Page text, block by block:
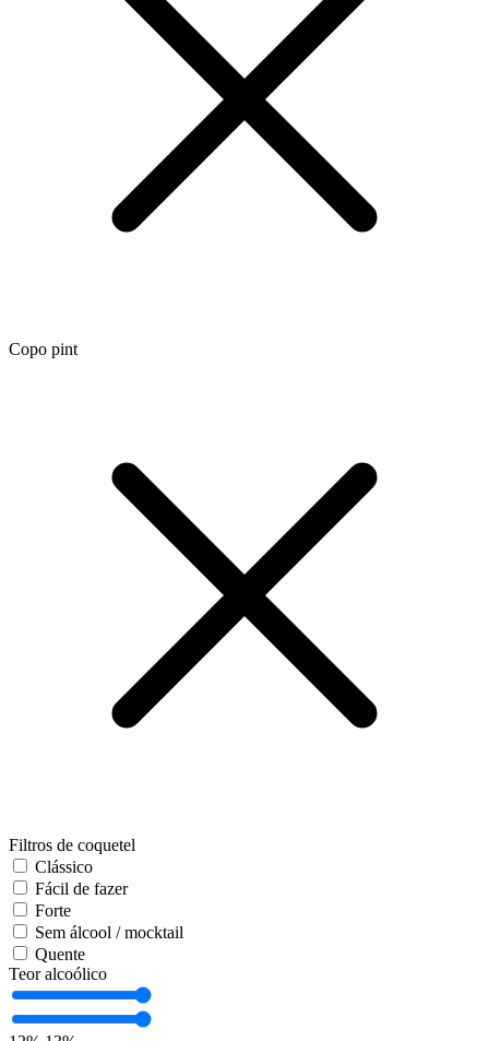
Copo pint
Filtros de coquetel
Clássico
Fácil de fazer
Forte
Sem álcool / mocktail
Quente
Teor alcoólico